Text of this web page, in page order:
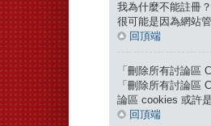
我為什麼不能註冊？
很可能是因為網站
回頂端
「刪除所有討論區
「刪除所有討論區
論區 cookies 或許是
回頂端